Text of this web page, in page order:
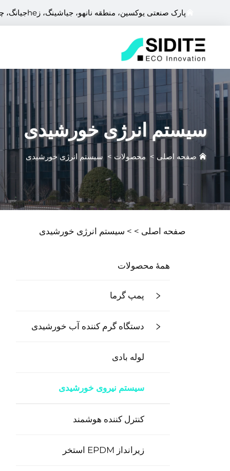
پارک صنعتی یوکسین، منطقه نانهو، جیاشینگ، زheجیانگ، چین
سیستم انرژی خورشیدی
صفحه اصلی > محصولات > سیستم انرژی خورشیدی
صفحه اصلی > > سیستم انرژی خورشیدی
همهٔ محصولات
پمپ گرما
دستگاه گرم کننده آب خورشیدی
لوله بادی
سیستم نیروی خورشیدی
کنترل کننده هوشمند
زیرانداز EPDM استخر